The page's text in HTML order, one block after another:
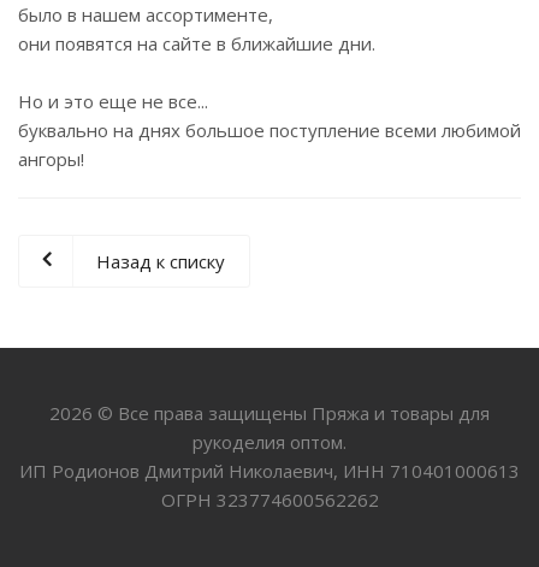
было в нашем ассортименте,
они появятся на сайте в ближайшие дни.
Но и это еще не все...
буквально на днях большое поступление всеми любимой
ангоры!
Назад к списку
2026 © Все права защищены Пряжа и товары для
рукоделия оптом.
ИП Родионов Дмитрий Николаевич, ИНН 710401000613
ОГРН 323774600562262